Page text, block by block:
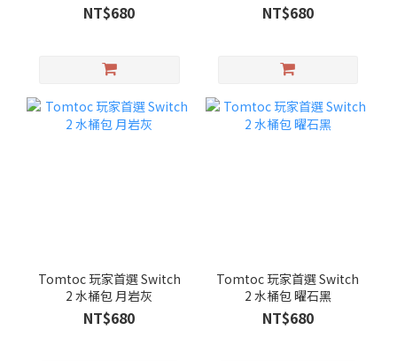
NT$680 NT$680
Tomtoc 玩家首選 Switch
2 水桶包 月岩灰
NT$680
Tomtoc 玩家首選 Switch
2 水桶包 曜石黑
NT$680